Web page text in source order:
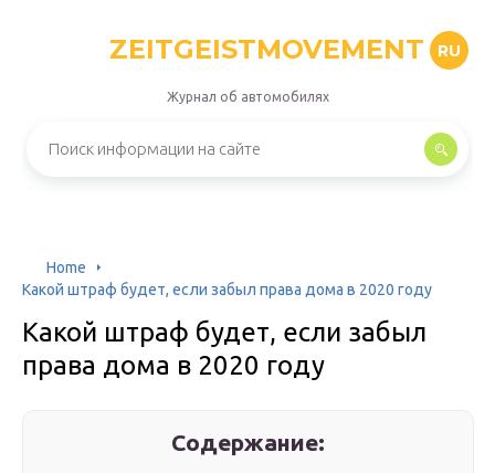
ZEITGEISTMOVEMENT RU
Журнал об автомобилях
Home
Какой штраф будет, если забыл права дома в 2020 году
Какой штраф будет, если забыл
права дома в 2020 году
Содержание: